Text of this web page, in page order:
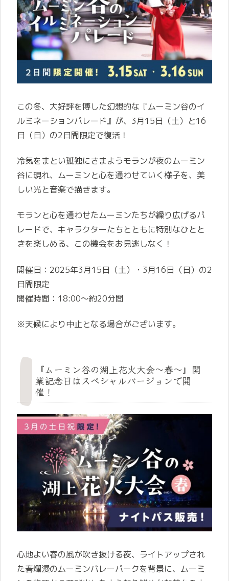
この冬、大好評を博した幻想的な『ムーミン谷のイ
ルミネーションパレード』が、3月15日（土）と16
日（日）の2日間限定で復活！
冷気をまとい孤独にさまようモランが夜のムーミン
谷に現れ、ムーミンと心を通わせていく様子を、美
しい光と音楽で描きます。
モランと心を通わせたムーミンたちが繰り広げるパ
レードで、キャラクターたちとともに特別なひとと
きを楽しめる、この機会をお見逃しなく！
開催日：2025年3月15日（土）・3月16日（日）の2
日間限定
開催時間：18:00～約20分間
※天候により中止となる場合がございます。
『ムーミン谷の湖上花火大会～春～』開
業記念日はスペシャルバージョンで開
催！
心地よい春の風が吹き抜ける夜、ライトアップされ
た春爛漫のムーミンバレーパークを背景に、ムーミ